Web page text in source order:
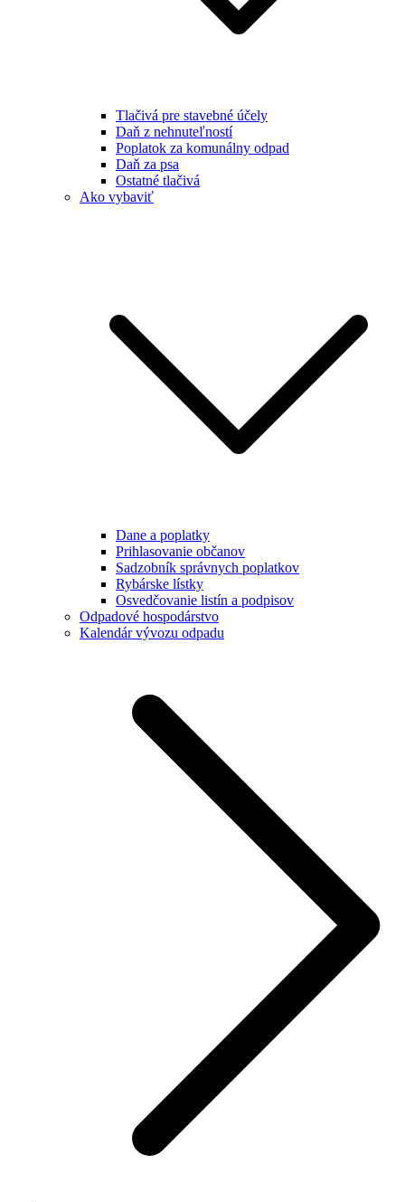
Tlačivá pre stavebné účely
Daň z nehnuteľností
Poplatok za komunálny odpad
Daň za psa
Ostatné tlačivá
Ako vybaviť
Dane a poplatky
Prihlasovanie občanov
Sadzobník správnych poplatkov
Rybárske lístky
Osvedčovanie listín a podpisov
Odpadové hospodárstvo
Kalendár vývozu odpadu